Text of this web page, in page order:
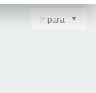
Ir para